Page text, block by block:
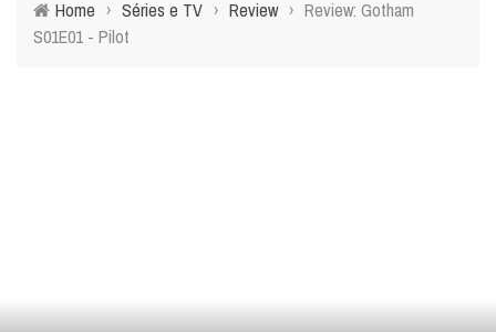
Home › Séries e TV › Review › Review: Gotham
S01E01 - Pilot